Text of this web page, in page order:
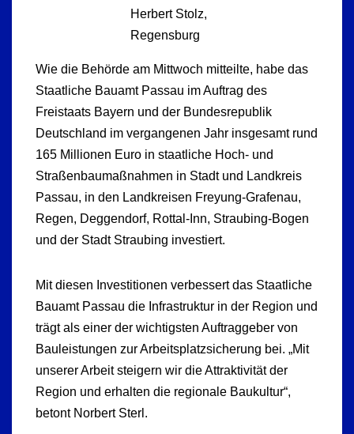
Herbert Stolz,
Regensburg
Wie die Behörde am Mittwoch mitteilte, habe das
Staatliche Bauamt Passau im Auftrag des
Freistaats Bayern und der Bundesrepublik
Deutschland im vergangenen Jahr insgesamt rund
165 Millionen Euro in staatliche Hoch- und
Straßenbaumaßnahmen in Stadt und Landkreis
Passau, in den Landkreisen Freyung-Grafenau,
Regen, Deggendorf, Rottal-Inn, Straubing-Bogen
und der Stadt Straubing investiert.
Mit diesen Investitionen verbessert das Staatliche
Bauamt Passau die Infrastruktur in der Region und
trägt als einer der wichtigsten Auftraggeber von
Bauleistungen zur Arbeitsplatzsicherung bei. „Mit
unserer Arbeit steigern wir die Attraktivität der
Region und erhalten die regionale Baukultur“,
betont Norbert Sterl.